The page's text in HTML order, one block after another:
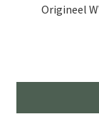
Origineel